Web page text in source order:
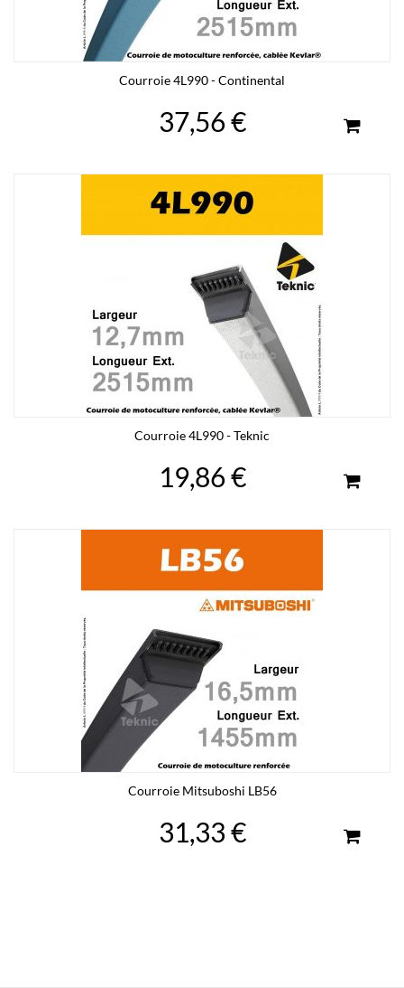
Courroie 4L990 - Continental
37,56 €
Courroie 4L990 - Teknic
19,86 €
Courroie Mitsuboshi LB56
31,33 €